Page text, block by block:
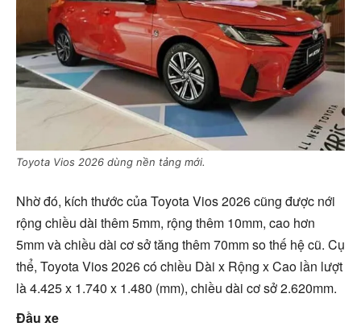
Toyota Vios 2026 dùng nền tảng mới.
Nhờ đó, kích thước của Toyota Vios 2026 cũng được nới
rộng chiều dài thêm 5mm, rộng thêm 10mm, cao hơn
5mm và chiều dài cơ sở tăng thêm 70mm so thế hệ cũ. Cụ
thể, Toyota Vios 2026 có chiều Dài x Rộng x Cao lần lượt
là 4.425 x 1.740 x 1.480 (mm), chiều dài cơ sở 2.620mm.
Đầu xe